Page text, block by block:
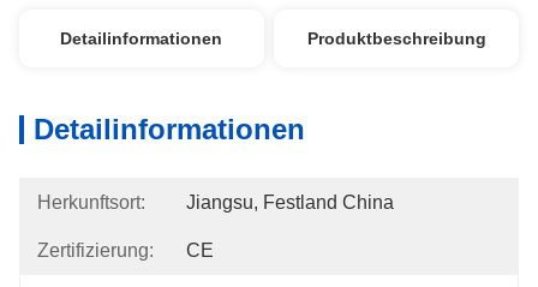
Detailinformationen Produktbeschreibung
Detailinformationen
Herkunftsort: Jiangsu, Festland China
Zertifizierung: CE